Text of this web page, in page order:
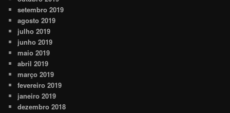
setembro 2019
agosto 2019
julho 2019
junho 2019
maio 2019
abril 2019
março 2019
fevereiro 2019
janeiro 2019
dezembro 2018